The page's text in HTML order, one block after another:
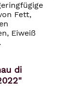
Fett,
Eiweiß
di